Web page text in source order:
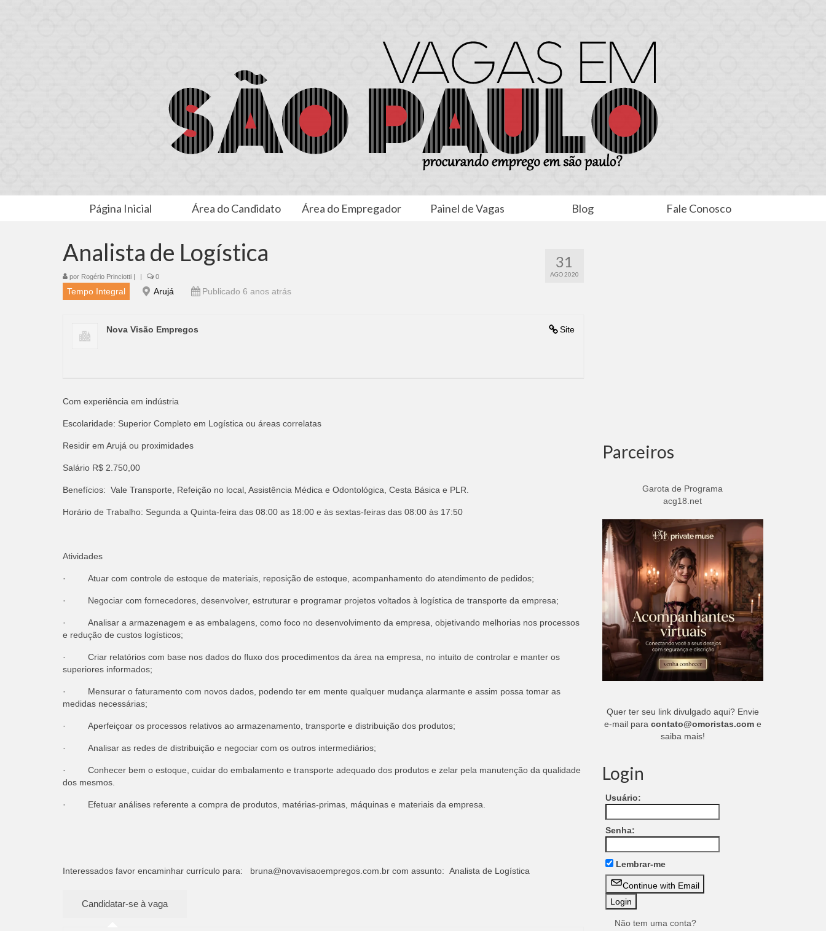
Página Inicial Área do Candidato Área do Empregador Painel de Vagas Blog Fale Conosco
31
AGO 2020
Analista de Logística
por Rogério Princiotti | | 0
Tempo Integral Arujá Publicado 6 anos atrás
Site
Nova Visão Empregos
Com experiência em indústria
Escolaridade: Superior Completo em Logística ou áreas correlatas
Residir em Arujá ou proximidades
Salário R$ 2.750,00
Benefícios: Vale Transporte, Refeição no local, Assistência Médica e Odontológica, Cesta Básica e PLR.
Horário de Trabalho: Segunda a Quinta-feira das 08:00 as 18:00 e às sextas-feiras das 08:00 às 17:50
Atividades
· Atuar com controle de estoque de materiais, reposição de estoque, acompanhamento do atendimento de pedidos;
· Negociar com fornecedores, desenvolver, estruturar e programar projetos voltados à logística de transporte da empresa;
· Analisar a armazenagem e as embalagens, como foco no desenvolvimento da empresa, objetivando melhorias nos processos
e redução de custos logísticos;
· Criar relatórios com base nos dados do fluxo dos procedimentos da área na empresa, no intuito de controlar e manter os
superiores informados;
· Mensurar o faturamento com novos dados, podendo ter em mente qualquer mudança alarmante e assim possa tomar as
medidas necessárias;
· Aperfeiçoar os processos relativos ao armazenamento, transporte e distribuição dos produtos;
· Analisar as redes de distribuição e negociar com os outros intermediários;
· Conhecer bem o estoque, cuidar do embalamento e transporte adequado dos produtos e zelar pela manutenção da qualidade
dos mesmos.
· Efetuar análises referente a compra de produtos, matérias-primas, máquinas e materiais da empresa.
Interessados favor encaminhar currículo para: bruna@novavisaoempregos.com.br com assunto: Analista de Logística
Parceiros
Garota de Programa
acg18.net
Quer ter seu link divulgado aqui? Envie
e-mail para contato@omoristas.come
saiba mais!
Login
Usuário:
Senha:
Lembrar-me
Continue with Email
Não tem uma conta?